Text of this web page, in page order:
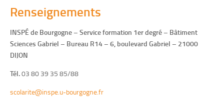
Renseignements
INSPÉ de Bourgogne – Service formation 1er degré – Bâtiment
Sciences Gabriel – Bureau R14 – 6, boulevard Gabriel – 21000
DIJON
Tél.03 80 39 35 85/88
scolarite@inspe.u-bourgogne.fr